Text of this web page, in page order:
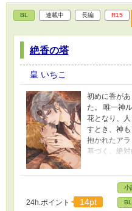
BL 連載中 長編 R15
絶香の塔
皇 いちこ
初めに香が
た。 唯一神
花となり、
すとき、神
抱かれたア
基づく、絶
は灰香（か
愛と破滅だ
調香を生業と
マール。 彼
24h.ポイント 14pt
小
BL